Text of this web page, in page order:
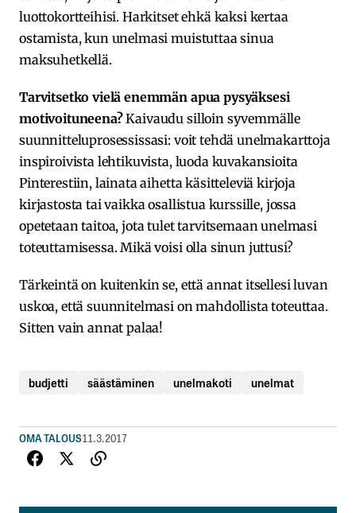
luottokortteihisi. Harkitset ehkä kaksi kertaa
ostamista, kun unelmasi muistuttaa sinua
maksuhetkellä.
Tarvitsetko vielä enemmän apua pysyäksesi
motivoituneena?Kaivaudu silloin syvemmälle
suunnitteluprosessissasi: voit tehdä unelmakarttoja
inspiroivista lehtikuvista, luoda kuvakansioita
Pinterestiin, lainata aihetta käsitteleviä kirjoja
kirjastosta tai vaikka osallistua kurssille, jossa
opetetaan taitoa, jota tulet tarvitsemaan unelmasi
toteuttamisessa. Mikä voisi olla sinun juttusi?
Tärkeintä on kuitenkin se, että annat itsellesi luvan
uskoa, että suunnitelmasi on mahdollista toteuttaa.
Sitten vain annat palaa!
budjetti säästäminen unelmakoti unelmat
OMA TALOUS11.3.2017